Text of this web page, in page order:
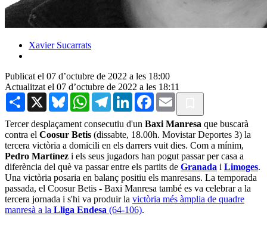
Xavier Sucarrats
Publicat el 07 d’octubre de 2022 a les 18:00
Actualitzat el 07 d’octubre de 2022 a les 18:11
Share X BlueskyWhatsAppTelegramLinkedInFacebook
Email
Tercer desplaçament consecutiu d'un Baxi Manresa que buscarà
contra el Coosur Betis (dissabte, 18.00h. Movistar Deportes 3) la
tercera victòria a domicili en els darrers vuit dies. Com a mínim,
Pedro Martínez i els seus jugadors han pogut passar per casa a
diferència del què va passar entre els partits de Granada i Limoges.
Una victòria posaria en balanç positiu els manresans. La temporada
passada, el Coosur Betis - Baxi Manresa també es va celebrar a la
tercera jornada i s'hi va produir la victòria més àmplia de quadre
manresà a la Lliga Endesa (64-106).